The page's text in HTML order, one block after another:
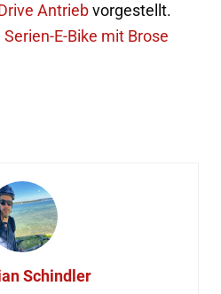
Antrieb vorgestellt.
E-Bike mit Brose
Schindler